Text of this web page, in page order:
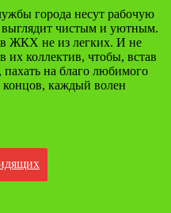
города несут рабочую
выглядит чистым и уютным.
ЖКХ не из легких. И не
коллектив, чтобы, встав
на благо любимого
каждый волен